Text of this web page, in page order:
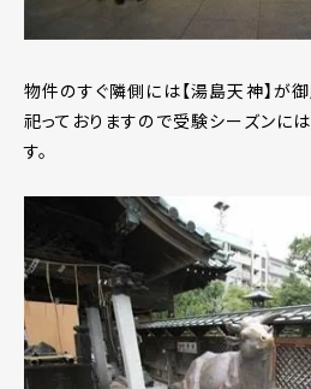
物件のすぐ隣側には【湯島天神】が御
祀っておりますので受験シーズンに
す。